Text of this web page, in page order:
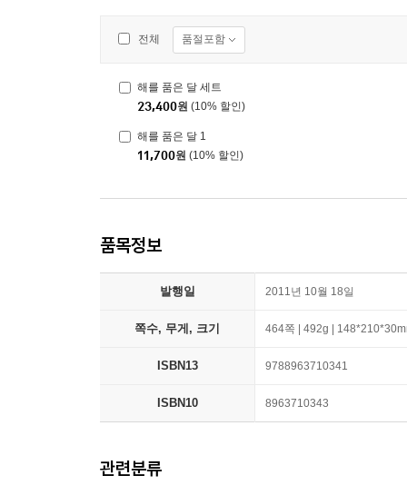
전체 품절포함
해를 품은 달 세트
23,400원 (10% 할인)
해를 품은 달 1
11,700원 (10% 할인)
품목정보
발행일 2011년 10월 18일
쪽수, 무게, 크기 464쪽 | 492g |
ISBN13 9788963710341
ISBN10 8963710343
관련분류